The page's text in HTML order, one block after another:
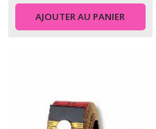
AJOUTER AU PANIER